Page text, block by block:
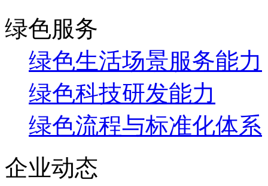
绿色服务
绿色生活场景服务能力
绿色科技研发能力
绿色流程与标准化体系
企业动态